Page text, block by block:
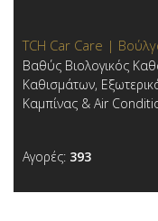
TCH Car Care |
Βαθύς Βιολογικός
Καθισμάτων,
Καμπίνας & Air
Αγορές: 393